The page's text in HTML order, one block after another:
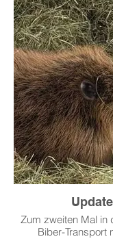
Zum zweiten Mal in
Biber-Transport